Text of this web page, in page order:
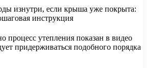
процесс утепления показан в видео
придерживаться подобного порядка